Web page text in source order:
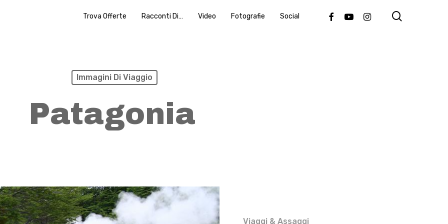
Trova Offerte Racconti Di… Video Fotografie Social FacebookYoutubeInstagram
Immagini Di Viaggio
Patagonia
Viaggi & Assaggi